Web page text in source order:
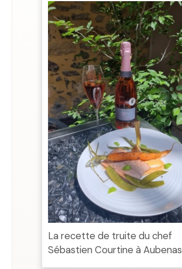
La recette de truite du chef
Sébastien Courtine à Aubenas